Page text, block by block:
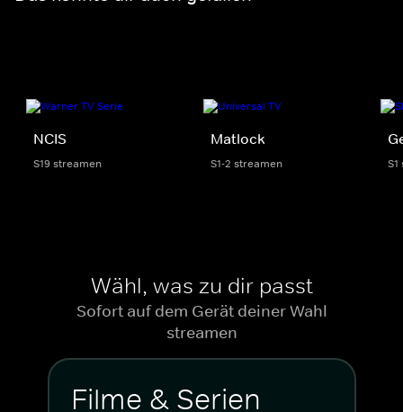
NCIS
S19 streamen
Matlock
S1-2 streamen
Wähl, was zu dir passt
Sofort auf dem Gerät deiner Wahl
streamen
Filme & Serien